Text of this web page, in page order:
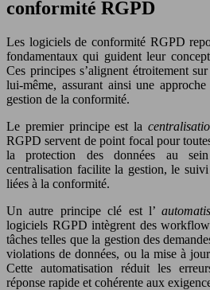
conformité RGPD
Les logiciels de conformité RGPD
fondamentaux qui guident leur
Ces principes s’alignent étroitement
lui-même, assurant ainsi une
gestion de la conformité.
Le premier principe est la
RGPD servent de point focal pour
la protection des données au
centralisation facilite la gestion, le
liées à la conformité.
Un autre principe clé est l’
logiciels RGPD intègrent des
tâches telles que la gestion des
violations de données, ou la mise à
Cette automatisation réduit les
réponse rapide et cohérente aux